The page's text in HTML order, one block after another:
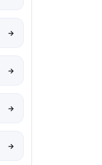
→
→
→
→